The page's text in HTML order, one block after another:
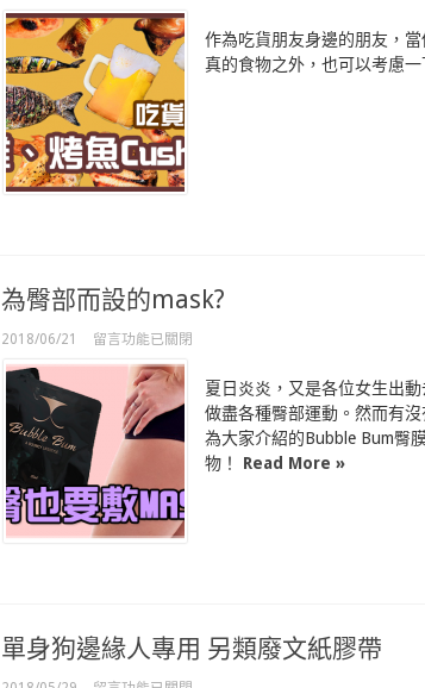
InnoShop
記
會
員
換
領
戲
票!〉
〈吃
貨
必
須
擁
有
的
家
居
用
中
作為吃貨朋友身邊的朋友，
真的食物之外，也可以考慮
為臀部而設的mask?
2018/06/21
在
部
而
設
的
mask?〉
中
留言功能已關閉
夏日炎炎，又是各位女生出
做盡各種臀部運動。然而有
為大家介紹的Bubble Bum臀
物！ Read More »
單身狗邊緣人專用 另類廢文紙膠帶